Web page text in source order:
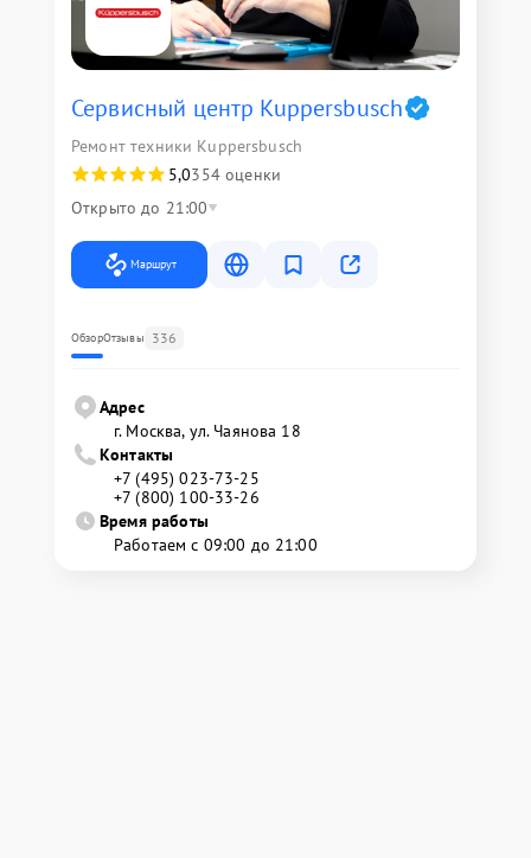
Сервисный центр Kuppersbusch
Ремонт техники Kuppersbusch
5,0354 оценки
Открыто до 21:00
Маршрут
ОбзорОтзывы 336
Адрес
г. Москва, ул. Чаянова 18
Контакты
+7 (495) 023-73-25
+7 (800) 100-33-26
Время работы
Работаем с 09:00 до 21:00